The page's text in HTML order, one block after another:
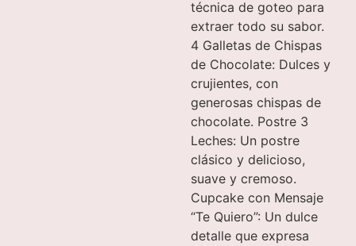
técnica de goteo para
extraer todo su sabor.
4 Galletas de Chispas
de Chocolate: Dulces y
crujientes, con
generosas chispas de
chocolate. Postre 3
Leches: Un postre
clásico y delicioso,
suave y cremoso.
Cupcake con Mensaje
“Te Quiero”: Un dulce
detalle que expresa